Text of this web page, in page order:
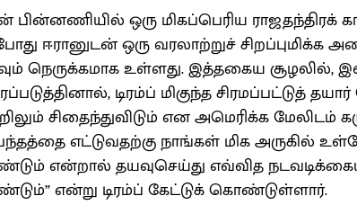
பின்னணியில் ஒரு மிகப்பெரிய ராஜதந்திரக்
ஈரானுடன் ஒரு வரலாற்றுச் சிறப்புமிக்க
நெருக்கமாக உள்ளது. இத்தகைய சூழலில்,
டிரம்ப் மிகுந்த சிரமப்பட்டுத்
சிதைந்துவிடும் என அமெரிக்க மேலிடம்
எட்டுவதற்கு நாங்கள் மிக அருகில்
என்றால் தயவுசெய்து எவ்வித
என்று டிரம்ப் கேட்டுக் கொண்டுள்ளார்.